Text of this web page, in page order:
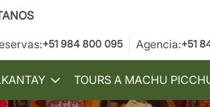
+51 984 800 095 Agencia:+51
Toggle
submenu
TOURS A MACHU